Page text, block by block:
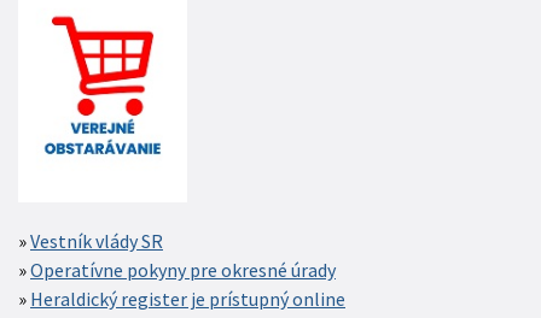
Vestník vlády SR
Operatívne pokyny pre okresné úrady
Heraldický register je prístupný online